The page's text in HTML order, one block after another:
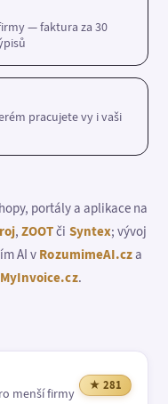
— faktura za 30
pracujete vy i vaši
portály a aplikace na
,ZOOTči Syntex; vývoj
AI v RozumimeAI.cza
MyInvoice.cz.
menší firmy
★ 281